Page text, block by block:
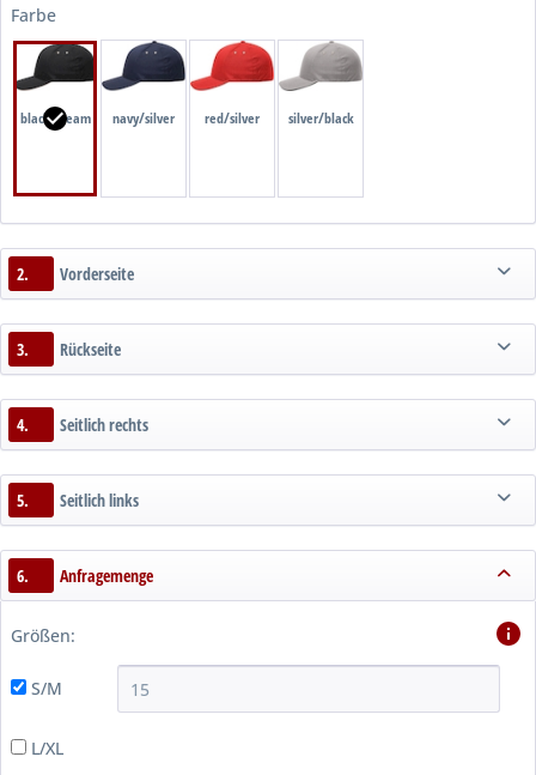
Farbe
black/cream navy/silver red/silver silver/black
2. Vorderseite
3. Rückseite
4. Seitlich rechts
5. Seitlich links
6. Anfragemenge
Größen:
S/M
L/XL